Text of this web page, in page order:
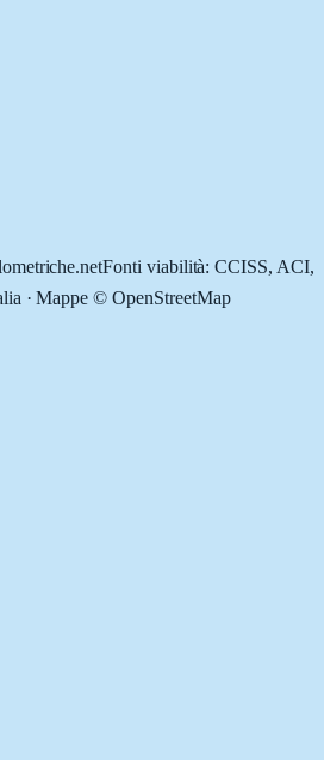
Fonti viabilità: CCISS, ACI,
· Mappe © OpenStreetMap